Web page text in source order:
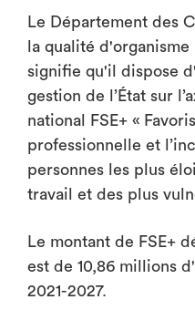
Le Département des
la qualité
signifie qu'il dispose
gestion de l’État sur
national FSE+ «
professionnelle et
personnes les plus
travail et des plus
Le montant de FSE+
est de 10,86 millions
2021-2027.